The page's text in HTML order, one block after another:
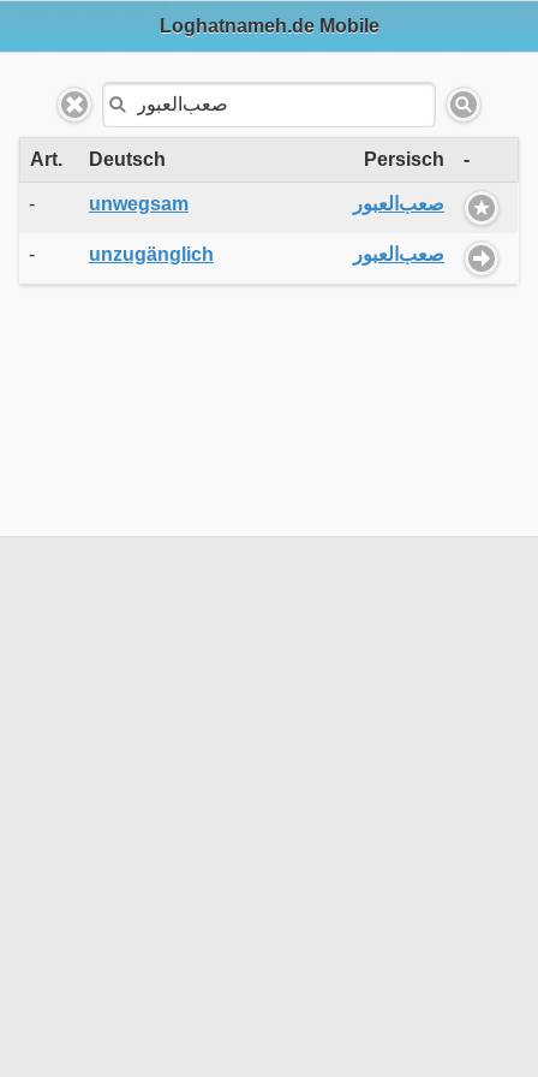
Loghatnameh.de Mobile
Art. Deutsch Persisch -
- unwegsam صعب‌العبور
- unzugänglich صعب‌العبور